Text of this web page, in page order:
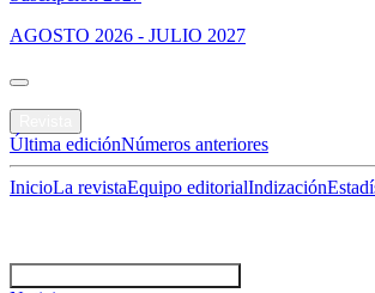
AGOSTO 2026 - JULIO 2027
Última ediciónNúmeros anteriores
InicioLa revistaEquipo editorialIndización